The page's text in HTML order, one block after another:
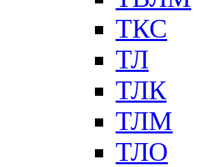
ТКС
ТЛ
ТЛК
ТЛМ
ТЛО